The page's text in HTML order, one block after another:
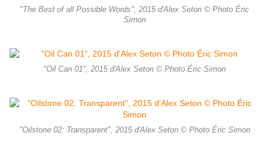
"The Best of all Possible Words", 2015 d'Alex Seton © Photo Éric
Simon
"Oil Can 01", 2015 d'Alex Seton © Photo Éric Simon
"Oilstone 02: Transparent", 2015 d'Alex Seton © Photo Éric Simon